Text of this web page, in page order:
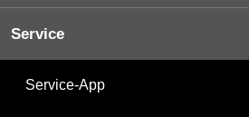
Service
Service-App